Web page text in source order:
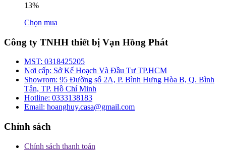
13%
Chọn mua
Công ty TNHH thiết bị Vạn Hồng Phát
MST: 0318425205
Nơi cấp: Sở Kế Hoạch Và Đầu Tư TP.HCM
Showrom: 95 Đường số 2A, P. Bình Hưng Hòa B, Q. Bình
Tân, TP. Hồ Chí Minh
Hotline: 0333138183
Email: hoanghuy.casa@gmail.com
Chính sách
Chính sách thanh toán